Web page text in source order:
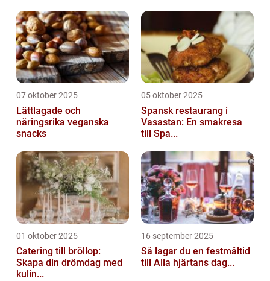
07 oktober 2025
Lättlagade och
näringsrika veganska
snacks
05 oktober 2025
Spansk restaurang i
Vasastan: En smakresa
till Spa...
01 oktober 2025
Catering till bröllop:
Skapa din drömdag med
kulin...
16 september 2025
Så lagar du en festmåltid
till Alla hjärtans dag...